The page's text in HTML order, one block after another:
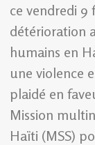
ce vendredi 9
détérioration
humains en
une violence
plaidé en
Mission
Haïti (MSS)